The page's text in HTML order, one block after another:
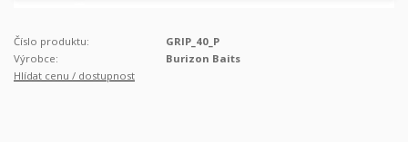
Číslo produktu:
GRIP_40_P
Výrobce:
Burizon Baits
Hlídat cenu / dostupnost